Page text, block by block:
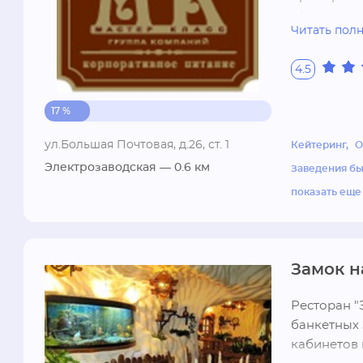
17 %
ул.Большая Почтовая, д.26, ст. 1
Электрозаводская — 0.6 км
полного
отнести
несколько
Читать
4.5
Кейтеринг
Заведения
показать еще
Замок
Ресторан
банкетных
кабинетов